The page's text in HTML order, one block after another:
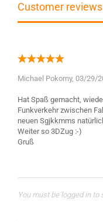
Customer
Michael Pokorny, 03/29/
Hat Spaß gemacht,
Funkverkehr zwischen
neuen Sgjkkmms
Weiter so 3DZug :-)
Gruß
You must be logged in to